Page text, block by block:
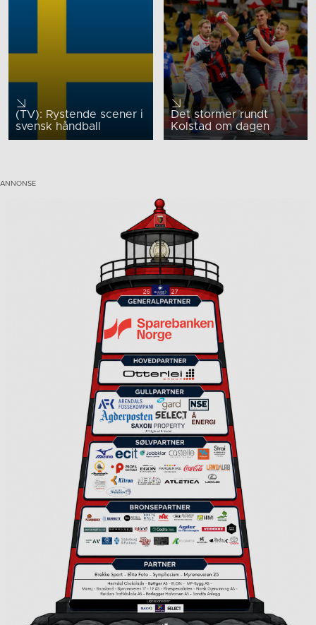
(TV): Rystende scener i
svensk håndball
Det stormer rundt
Kolstad om dagen